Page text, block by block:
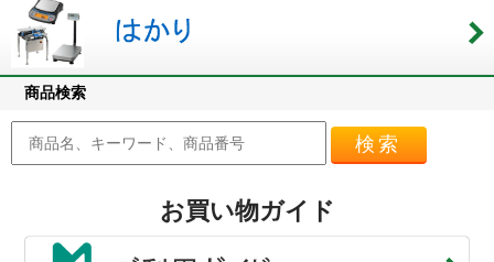
商品検索
検索
お買い物ガイド